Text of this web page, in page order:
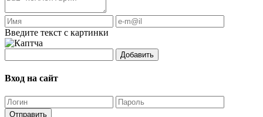
Введите текст с картинки
Добавить
Вход на сайт
Отправить